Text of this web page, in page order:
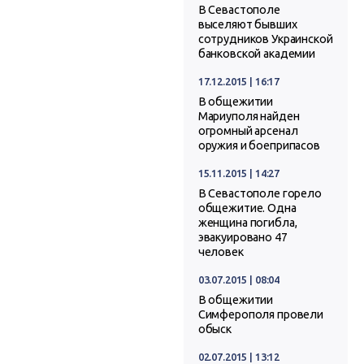
В Севастополе
выселяют бывших
сотрудников Украинской
банковской академии
17.12.2015 | 16:17
В общежитии
Мариуполя найден
огромный арсенал
оружия и боеприпасов
15.11.2015 | 14:27
В Севастополе горело
общежитие. Одна
женщина погибла,
эвакуировано 47
человек
03.07.2015 | 08:04
В общежитии
Симферополя провели
обыск
02.07.2015 | 13:12